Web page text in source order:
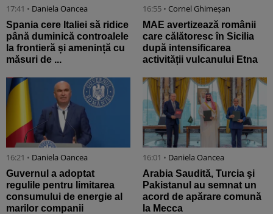
17:41 • Daniela Oancea
Spania cere Italiei să ridice
până duminică controalele
la frontieră și amenință cu
măsuri de ...
16:55 • Cornel Ghimeșan
MAE avertizează românii
care călătoresc în Sicilia
după intensificarea
activității vulcanului Etna
16:21 • Daniela Oancea
Guvernul a adoptat
regulile pentru limitarea
consumului de energie al
marilor companii
16:01 • Daniela Oancea
Arabia Saudită, Turcia şi
Pakistanul au semnat un
acord de apărare comună
la Mecca